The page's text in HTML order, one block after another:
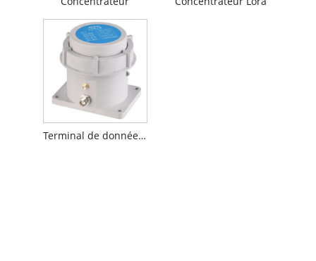
Terminal de données sans fil